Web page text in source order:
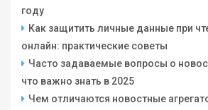
году
Как защитить личные данные при
онлайн: практические советы
Часто задаваемые вопросы о
что важно знать в 2025
Чем отличаются новостные